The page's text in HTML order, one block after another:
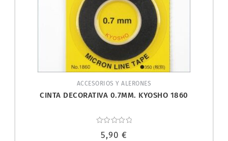
ACCESORIOS Y ALERONES
CINTA DECORATIVA 0.7MM. KYOSHO 1860
con
5,90 €